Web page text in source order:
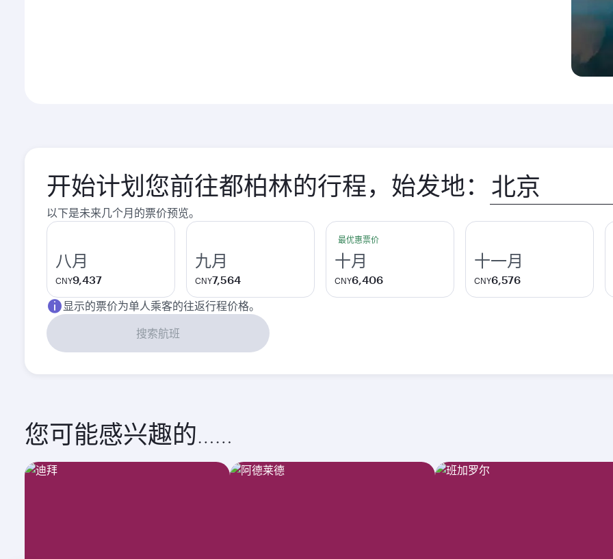
开始计划您前往都柏林的行程，始发地：
始
发
市
以下是未来几个月的票价预览。
八月
CNY9,437
九月
CNY7,564
最优惠票价
十月
CNY6,406
十一月
CNY6,576
显示的票价为单人乘客的往返行程价格。
搜索航班
您可能感兴趣的……